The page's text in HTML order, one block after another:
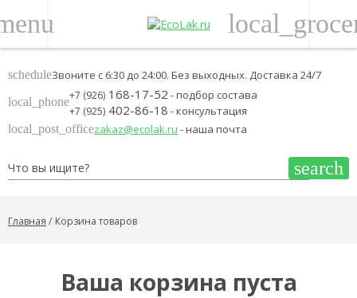
scheduleЗвоните с 6:30 до 24:00. Без выходных. Доставка 24/7
local_phone+7 (926) 168-17-52 - подбор состава
+7 (925) 402-86-18 - консультация
local_post_officezakaz@ecolak.ru - наша почта
search
Главная Корзина товаров
Ваша корзина пуста